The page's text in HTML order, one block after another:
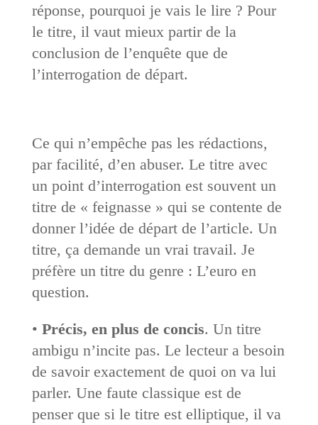
réponse, pourquoi je vais le lire ? Pour
le titre, il vaut mieux partir de la
conclusion de l’enquête que de
l’interrogation de départ.
Ce qui n’empêche pas les rédactions,
par facilité, d’en abuser. Le titre avec
un point d’interrogation est souvent un
titre de « feignasse » qui se contente de
donner l’idée de départ de l’article. Un
titre, ça ­demande un vrai travail. Je
préfère un titre du genre : L’euro en
question.
• Précis, en plus de concis. Un titre
ambigu n’incite pas. Le lecteur a besoin
de savoir exactement de quoi on va lui
parler. Une faute classique est de
penser que si le titre est elliptique, il va